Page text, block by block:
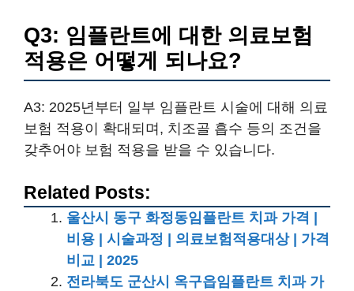
Q3: 임플란트에 대한 의료보험
적용은 어떻게 되나요?
A3: 2025년부터 일부 임플란트 시술에 대해 의료
보험 적용이 확대되며, 치조골 흡수 등의 조건을
갖추어야 보험 적용을 받을 수 있습니다.
Related Posts:
울산시 동구 화정동임플란트 치과 가격 |
비용 | 시술과정 | 의료보험적용대상 | 가격
비교 | 2025
전라북도 군산시 옥구읍임플란트 치과 가